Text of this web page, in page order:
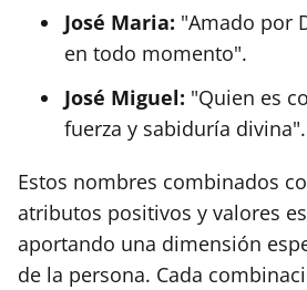
José Maria: "Amado por
en todo momento".
José Miguel: "Quien es
fuerza y sabiduría divina".
Estos nombres combinados
atributos positivos y valores
aportando una dimensión
de la persona. Cada